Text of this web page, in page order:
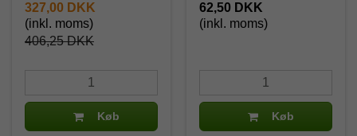
406,25 DKK
327,00 DKK
(inkl. moms)
Køb
62,50 DKK
(inkl. moms)
Køb